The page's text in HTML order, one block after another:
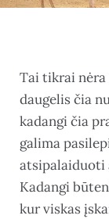
Tai tikrai
daugelis čia
kadangi čia
galima
atsipalaiduoti
Kadangi
kur viskas